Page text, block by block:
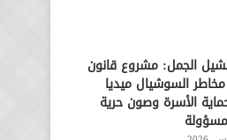
الجمل: مشروع قانون
السوشيال ميديا
الأسرة وصون حرية